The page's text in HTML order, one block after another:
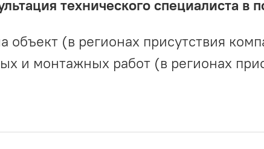
технического специалиста в
объект (в регионах присутствия
и монтажных работ (в регионах